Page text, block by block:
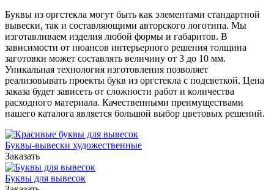
Буквы из оргстекла могут быть как элементами стандартной
вывески, так и составляющими авторского логотипа. Мы
изготавливаем изделия любой формы и габаритов. В
зависимости от нюансов интерьерного решения толщина
заготовки может составлять величину от 3 до 10 мм.
Уникальная технология изготовления позволяет
реализовывать проекты букв из оргстекла с подсветкой. Цена
заказа будет зависеть от сложности работ и количества
расходного материала. Качественными преимуществами
нашего каталога является большой выбор цветовых решений.
Буквы-вывески художественные
Заказать
Буквы для вывесок